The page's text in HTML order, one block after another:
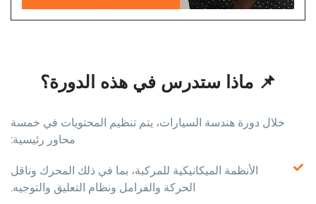
📌 ماذا ستدرس في هذه الدورة؟
خلال دورة هندسة السيارات، يتم تنظيم المحتويات في خمسة
محاور رئيسية:
الأنظمة الميكانيكية للمركبة، بما في ذلك المحرك وناقل
الحركة والفرامل ونظام التعليق والتوجيه.